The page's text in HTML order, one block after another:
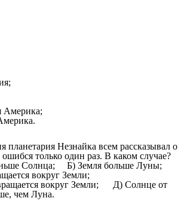
Америка;
планетария Незнайка всем рассказывал о
только один раз. В каком случае?
Солнца; Б) Земля больше Луны;
вокруг Земли;
вокруг Земли; Д) Солнце от
чем Луна.